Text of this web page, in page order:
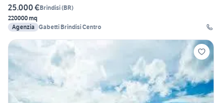
25.000 €Brindisi(BR)
220000 mq
Agenzia Gabetti Brindisi Centro